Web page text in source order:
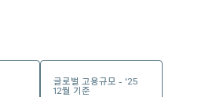
글로벌 고용규모 - '25
12월 기준